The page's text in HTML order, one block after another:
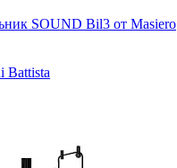
SOUND Bil3 от Masiero
Battista